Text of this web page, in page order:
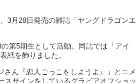
3月28日発売の雑誌「ヤングドラゴンエ
第5期生として活動。同誌では「アイ
紙を飾りました。
さん『恋人ごっこをしようよ』」とコメ
スサインをしているグラビアオフショッ